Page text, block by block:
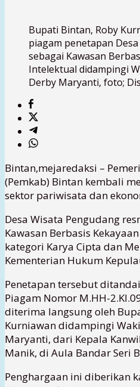
Bupati Bintan, Roby
piagam penetapan
sebagai Kawasan
Intelektual didampingi
Derby Maryanti, foto;
Bintan,mejaredaksi –
(Pemkab) Bintan kembali
sektor pariwisata dan
Desa Wisata Pengudang
Kawasan Berbasis
kategori Karya Cipta dan
Kementerian Hukum
Penetapan tersebut
Piagam Nomor M.HH-
diterima langsung oleh
Kurniawan didampingi
Maryanti, dari Kepala
Manik, di Aula Bandar Seri
Penghargaan ini diberikan